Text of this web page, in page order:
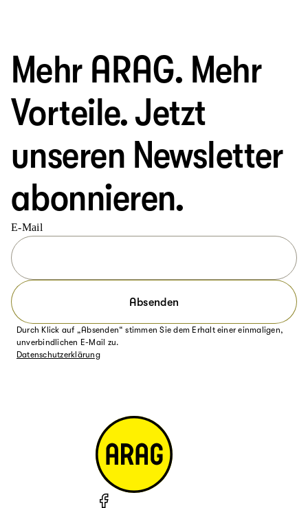
Mehr ARAG. Mehr
Vorteile. Jetzt
unseren Newsletter
abonnieren.
E-Mail
Absenden
Durch Klick auf „Absenden“ stimmen Sie dem Erhalt einer einmaligen,
unverbindlichen E-Mail zu.
Datenschutzerklärung